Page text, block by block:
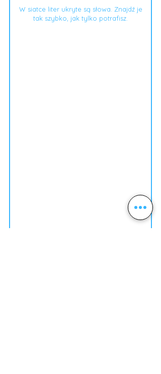
W siatce liter ukryte są słowa. Znajdź je
tak szybko, jak tylko potrafisz.